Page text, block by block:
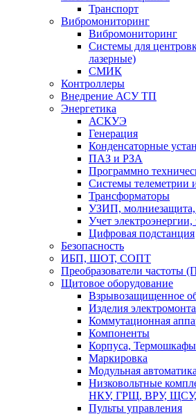
Транспорт
Вибромониторинг
Вибромониторинг
Системы для
лазерные)
СМИК
Контроллеры
Внедрение АСУ ТП
Энергетика
АСКУЭ
Генерация
Конденсаторные
ПАЗ и РЗА
Программно
Системы телеметрии
Трансформаторы
УЗИП, молниезащита,
Учет
Цифровая подстанция
Безопасность
ИБП, ШОТ, СОПТ
Преобразователи частоты
Щитовое оборудование
Взрывозащищенное
Изделия
Коммутационная
Компоненты
Корпуса, Термошкафы
Маркировка
Модульная автоматика
Низковольтные
НКУ, ГРЩ, ВРУ,
Пульты управления